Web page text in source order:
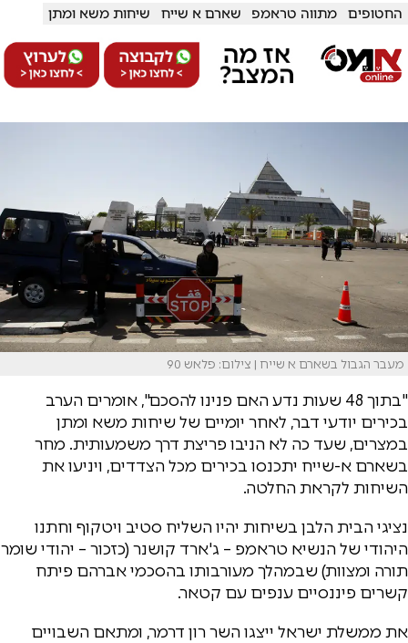
החטופים מתווה טראמפ שארם א שייח שיחות משא ומתן
מעבר הגבול בשארם א שייח | צילום: פלאש 90
"בתוך 48 שעות נדע האם פנינו להסכם", אומרים הערב
בכירים יודעי דבר, לאחר יומיים של שיחות משא ומתן
במצרים, שעד כה לא הניבו פריצת דרך משמעותית. מחר
בשארם א-שייח יתכנסו בכירים מכל הצדדים, ויניעו את
השיחות לקראת החלטה.
נציגי הבית הלבן בשיחות יהיו השליח סטיב ויטקוף וחתנו
היהודי של הנשיא טראמפ – ג'ארד קושנר (כזכור – יהודי שומר
תורה ומצוות) שבמהלך מעורבותו בהסכמי אברהם פיתח
קשרים פיננסיים ענפים עם קטאר.
את ממשלת ישראל ייצגו השר רון דרמר, ומתאם השבויים